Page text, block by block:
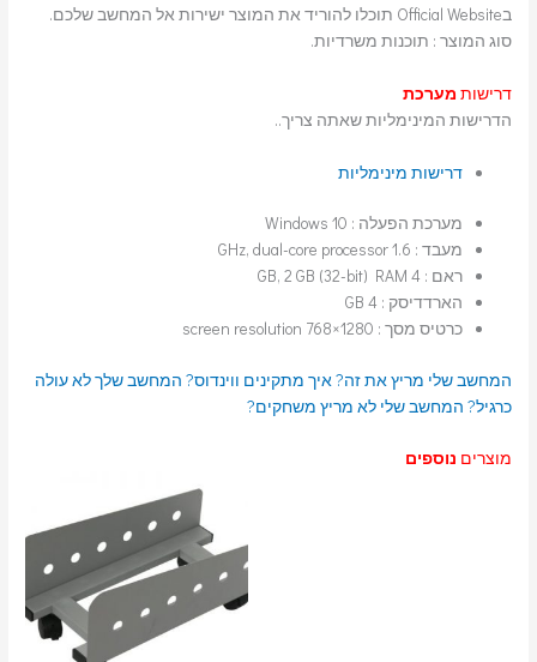
בOfficial Website תוכלו להוריד את המוצר ישירות אל המחשב שלכם.
סוג המוצר : תוכנות משרדיות.
דרישות מערכת
הדרישות המינימליות שאתה צריך..
דרישות מינימליות
מערכת הפעלה : Windows 10
מעבד : 1.6 GHz, dual-core processor
ראם : 4 GB, 2 GB (32-bit) RAM
הארדדיסק : 4 GB
כרטיס מסך : 1280×768 screen resolution
המחשב שלי מריץ את זה?איך מתקינים ווינדוס? המחשב שלך לא עולה
כרגיל? המחשב שלי לא מריץ משחקים?
מוצרים נוספים